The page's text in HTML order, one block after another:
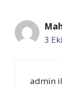
3
admin